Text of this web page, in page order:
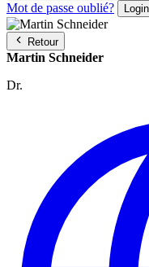
Mot de passe oublié?
Retour
Martin Schneider
Dr.